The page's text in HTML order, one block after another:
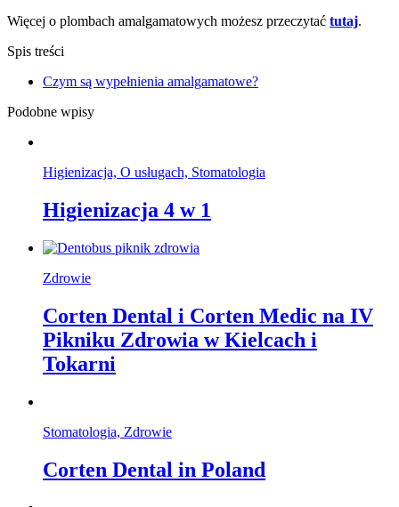
Więcej o plombach amalgamatowych możesz przeczytać tutaj.
Spis treści
Czym są wypełnienia amalgamatowe?
Podobne wpisy
Higienizacja, O usługach, Stomatologia
Higienizacja 4 w 1
Zdrowie
Corten Dental i Corten Medic na IV
Pikniku Zdrowia w Kielcach i
Tokarni
Stomatologia, Zdrowie
Corten Dental in Poland